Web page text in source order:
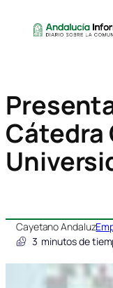
Cátedra
Cayetano Andaluz
3 minutos de